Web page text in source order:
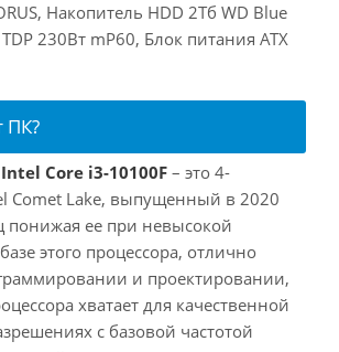
Накопитель HDD 2Тб WD Blue
230Вт mP60, Блок питания ATX
ПК?
Core i3-10100F – это 4-
Comet Lake, выпущенный в 2020
понижая ее при невысокой
этого процессора, отлично
и проектировании,
хватает для качественной
с базовой частотой